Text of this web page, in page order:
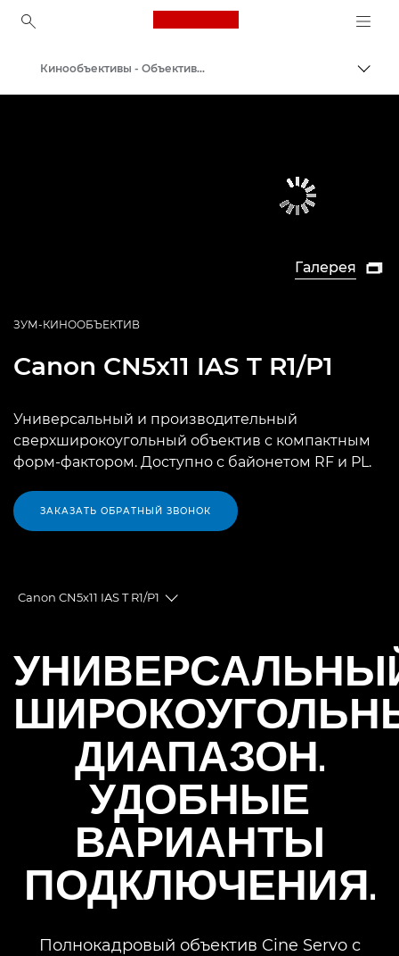
Canon Logo, back to
Кинообъективы - Объективы 4K
Галерея 
ЗУМ-КИНООБЪЕКТИВ
Canon CN5x11 IAS T R1/P1
Универсальный и производительный
сверхширокоугольный объектив с компактным
форм-фактором. Доступно с байонетом RF и PL.
ЗАКАЗАТЬ ОБРАТНЫЙ ЗВОНОК
Canon CN5x11 IAS T R1/P1
Toggle breadcrumbs
Технические характеристики
ДИАПАЗОН.
УДОБНЫЕ
ВАРИАНТЫ
ПОДКЛЮЧЕНИЯ.
Полнокадровый объектив Cine Servo с